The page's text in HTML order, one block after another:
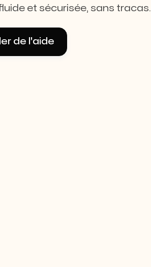
et sécurisée, sans tracas.
de l'aide